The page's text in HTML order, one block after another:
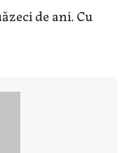
de ani. Cu